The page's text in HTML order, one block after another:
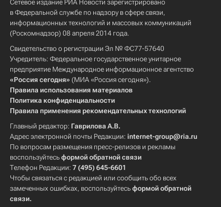
Сетевое издание РИА Новости зарегистрировано
в Федеральной службе по надзору в сфере связи,
информационных технологий и массовых коммуникаций
(Роскомнадзор) 08 апреля 2014 года.
Свидетельство о регистрации Эл № ФС77-57640
Учредитель: Федеральное государственное унитарное
предприятие Международное информационное агентство
«Россия сегодня» (МИА «Россия сегодня»).
Правила использования материалов
Политика конфиденциальности
Правила применения рекомендательных технологий
Главный редактор: Гаврилова А.В.
Адрес электронной почты Редакции: internet-group@ria.ru
По вопросам размещения пресс-релизов и рекламы
воспользуйтесьформой обратной связи
Телефон Редакции: 7 (495) 645-6601
Чтобы связаться с редакцией или сообщить обо всех
замеченных ошибках, воспользуйтесьформой обратной
связи.